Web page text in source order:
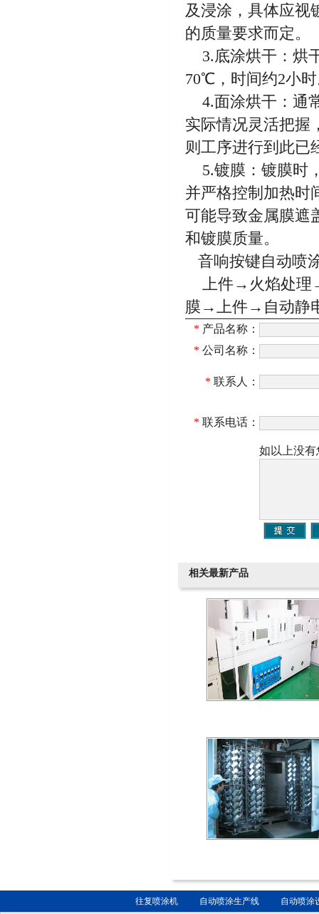
及浸涂，具体应视
的质量要求而定。
3.底涂烘干：烘
70℃，时间约2小
4.面涂烘干：通
实际情况灵活把握
则工序进行到此已
5.镀膜：镀膜时
并严格控制加热时
可能导致金属膜遮
和镀膜质量。
音响按键自动喷
上件→火焰处理
膜→上件→自动静
* 产品名称：
* 公司名称：
* 联系人：
* 联系电话：
如以上没
相关最新产品
往复喷涂机 自动喷涂生产线 自动喷涂